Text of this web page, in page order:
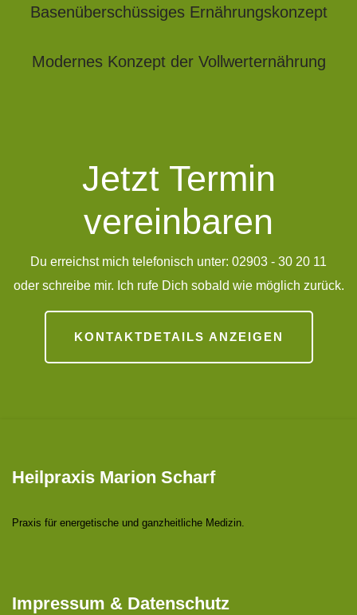
Basenüberschüssiges Ernährungskonzept
Modernes Konzept der Vollwerternährung
Jetzt Termin
vereinbaren
Du erreichst mich telefonisch unter: 02903 - 30 20 11
oder schreibe mir. Ich rufe Dich sobald wie möglich zurück.
KONTAKTDETAILS ANZEIGEN
Heilpraxis Marion Scharf
Praxis für energetische und ganzheitliche Medizin.
Impressum & Datenschutz